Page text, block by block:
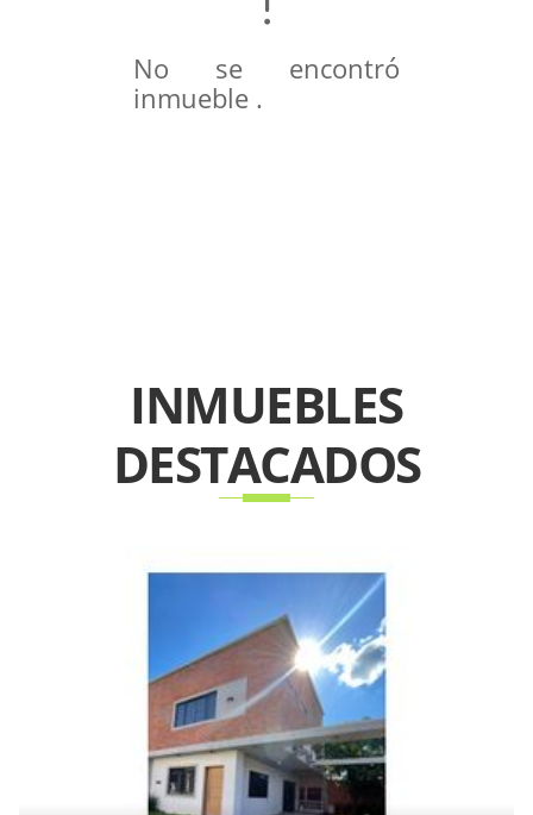
No se encontró
inmueble .
INMUEBLES
DESTACADOS